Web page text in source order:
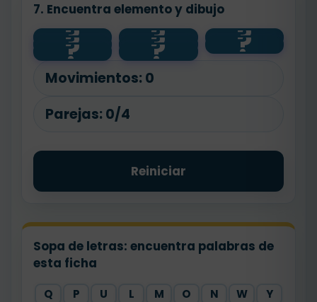
7. Encuentra elemento y dibujo
?
🌱 ?
agua ?
salud
?
🧼 ?
animal ?
planta
?
🐾 ?
💧
Movimientos: 0
Parejas: 0/4
Reiniciar
Sopa de letras: encuentra palabras de
esta ficha
Q P U L M O N W
Y